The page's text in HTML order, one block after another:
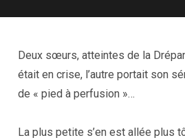
Deux sœurs, atteintes de la
était en crise, l’autre portait son
de « pied à perfusion »…
La plus petite s’en est allée plus